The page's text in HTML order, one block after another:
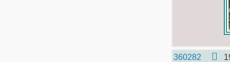
360282